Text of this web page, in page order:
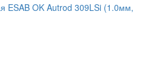
ESAB OK Autrod 309LSi (1.0мм,